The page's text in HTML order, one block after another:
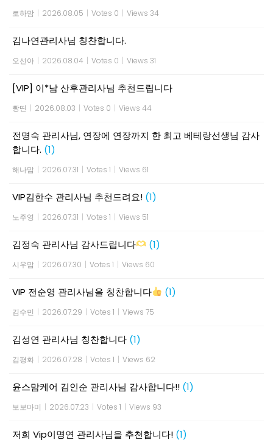
로하맘 | 2026.08.05 | Votes 0 | Views 34
김나연관리사님 칭찬합니다.
오선아 | 2026.08.04 | Votes 0 | Views 31
[VIP] 이*남 산후관리사님 추천드립니다
빵띤 | 2026.08.03 | Votes 0 | Views 44
전명숙 관리사님, 연장에 연장까지 한 최고 베테랑선생님 감사
합니다. (1)
해나맘 | 2026.07.31 | Votes 1 | Views 61
VIP김한수 관리사님 추천드려요! (1)
노주영 | 2026.07.31 | Votes 1 | Views 51
김정숙 관리사님 감사드립니다 (1)
시우맘 | 2026.07.30 | Votes 1 | Views 60
VIP 전순영 관리사님을 칭찬합니다 (1)
김수민 | 2026.07.29 | Votes 1 | Views 75
김성연 관리사님 칭찬합니다 (1)
김평화 | 2026.07.28 | Votes 1 | Views 62
윤스맘케어 김인순 관리사님 감사합니다!! (1)
보보마미 | 2026.07.23 | Votes 1 | Views 93
저희 Vip이명연 관리사님을 추천합니다! (1)